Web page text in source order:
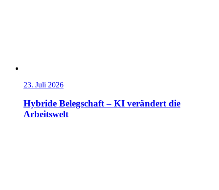
23. Juli 2026
Hybride Belegschaft – KI verändert die
Arbeitswelt